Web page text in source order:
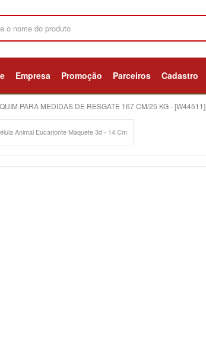
Empresa Promoção Parceiros Cadastro
PARA MEDIDAS DE RESGATE 167 CM/25 KG - [W44511]
Animal Eucarionte Maquete 3d - 14 Cm